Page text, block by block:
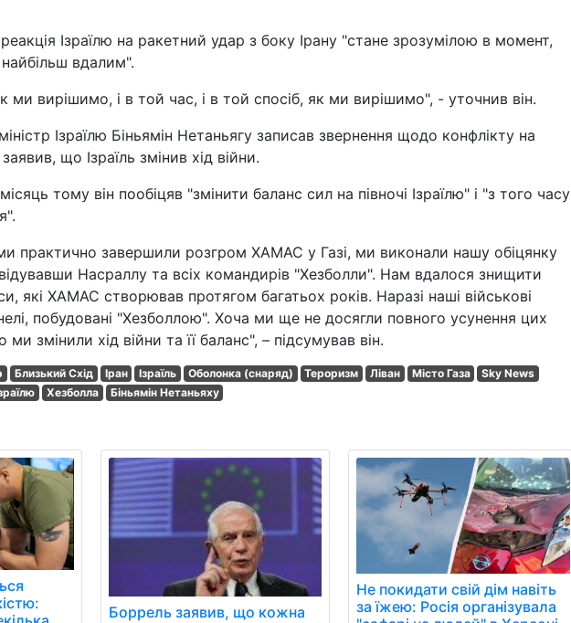
Ізраїлю на ракетний удар з боку Ірану "стане зрозумілою в момент,
вдалим".
ми вирішимо, і в той час, і в той спосіб, як ми вирішимо", - уточнив він.
Ізраїлю Біньямін Нетаньягу записав звернення щодо конфлікту на
що Ізраїль змінив хід війни.
тому він пообіцяв "змінити баланс сил на півночі Ізраїлю" і "з того часу
практично завершили розгром ХАМАС у Газі, ми виконали нашу обіцянку
Насраллу та всіх командирів "Хезболли". Нам вдалося знищити
які ХАМАС створював протягом багатьох років. Наразі наші військові
побудовані "Хезболлою". Хоча ми ще не досягли повного усунення цих
змінили хід війни та її баланс", – підсумував він.
Близький Схід Іран Ізраїль Оболонка (снаряд) Тероризм Ліван Місто Газа
Sky News
Хезболла Біньямін Нетаньяху
Боррель заявив, що кожна
Не покидати свій дім навіть
за їжею: Росія організувала